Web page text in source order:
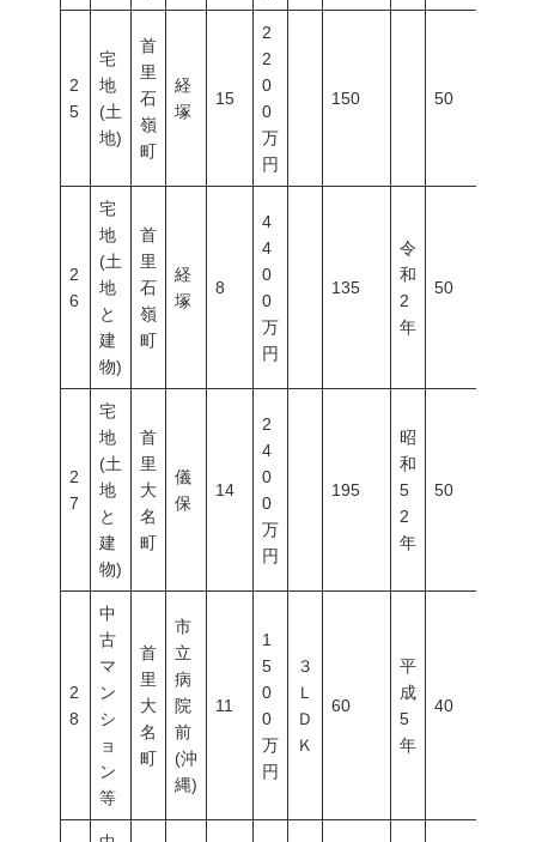
2
5
宅
地
(土
地)
首
里
石
嶺
町
経
塚
15
2
2
0
0
万
円
150 50
2
6
宅
地
(土
地
と
建
物)
首
里
石
嶺
町
経
塚
8
4
4
0
0
万
円
135
令
和
2
年
50
2
7
宅
地
(土
地
と
建
物)
首
里
大
名
町
儀
保
14
2
4
0
0
万
円
195
昭
和
5
2
年
50
2
8
中
古
マ
ン
シ
ョ
ン
等
首
里
大
名
町
市
立
病
院
前
(沖
縄)
11
1
5
0
0
万
円
３
Ｌ
Ｄ
Ｋ
60
平
成
5
年
40